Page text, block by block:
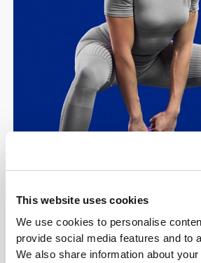
This website uses cookies
We use cookies to personalise
provide social media features and to
We also share information about